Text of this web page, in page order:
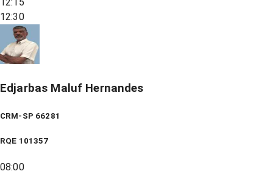
12:30
Edjarbas Maluf Hernandes
CRM-SP 66281
RQE 101357
08:00